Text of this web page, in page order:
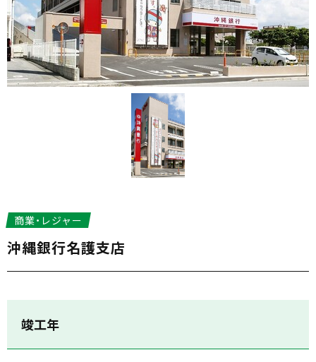
商業・レジャー
沖縄銀行名護支店
竣工年